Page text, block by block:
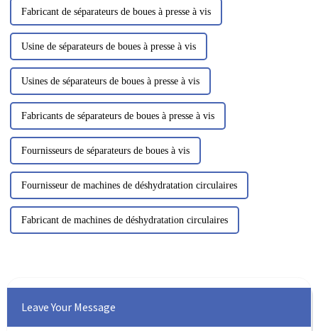
Fabricant de séparateurs de boues à presse à vis
Usine de séparateurs de boues à presse à vis
Usines de séparateurs de boues à presse à vis
Fabricants de séparateurs de boues à presse à vis
Fournisseurs de séparateurs de boues à vis
Fournisseur de machines de déshydratation circulaires
Fabricant de machines de déshydratation circulaires
Leave Your Message